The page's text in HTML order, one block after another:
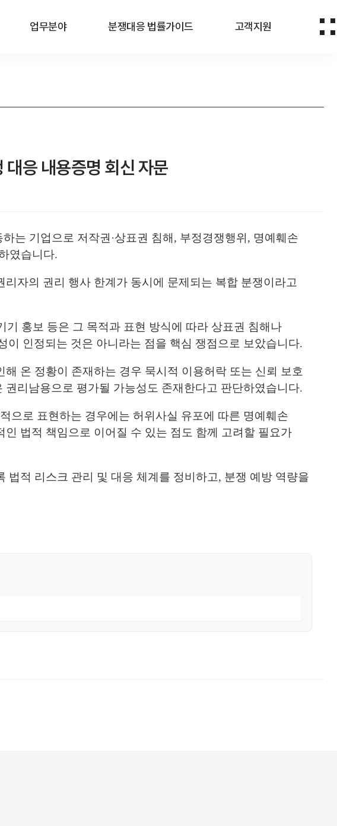
업무분야 분쟁대응 법률가이드 고객지원
대응 내용증명 회신 자문
는 기업으로 저작권·상표권 침해, 부정경쟁행위, 명예훼손
였습니다.
자의 권리 행사 한계가 동시에 문제되는 복합 분쟁이라고
홍보 등은 그 목적과 표현 방식에 따라 상표권 침해나
인정되는 것은 아니라는 점을 핵심 쟁점으로 보았습니다.
온 정황이 존재하는 경우 묵시적 이용허락 또는 신뢰 보호
리남용으로 평가될 가능성도 존재한다고 판단하였습니다.
으로 표현하는 경우에는 허위사실 유포에 따른 명예훼손
법적 책임으로 이어질 수 있는 점도 함께 고려할 필요가
적 리스크 관리 및 대응 체계를 정비하고, 분쟁 예방 역량을